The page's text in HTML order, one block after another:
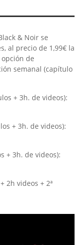
& Noir se
al precio de 1,99€ la
de
semanal (capítulo
+ 3h. de videos):
+ 3h. de videos):
+ 3h. de videos):
2h videos + 2ª